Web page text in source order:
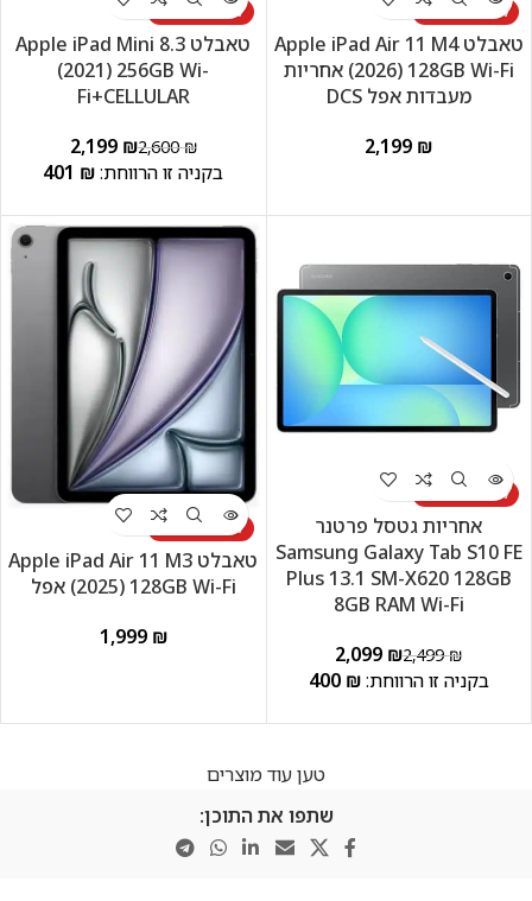
לא זמין במלאי
טאבלט Apple iPad Air 11 M4
(2026) 128GB Wi-Fi אחריות
מעבדות אפל DCS
₪
לא זמין במלאי
טאבלט Apple iPad Mini 8.3
(2021) 256GB Wi-
Fi+CELLULAR
2,600₪
2,199 ₪
401 ₪
לא זמין במלאי
אחריות גטסל פרטנר
Samsung Galaxy Tab S10 FE
Plus 13.1 SM-X620 128GB
8GB RAM Wi-Fi
2,499₪
2,099 ₪
400 ₪
לא זמין במלאי
טאבלט Apple iPad Air 11 M3
(2025) 128GB Wi-Fi אפל
₪
טען עוד מוצרים
שתפו את התוכן: